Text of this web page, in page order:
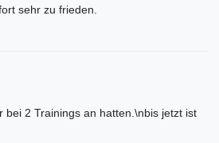
sehr zu frieden.
2 Trainings an hatten.\nbis jetzt ist